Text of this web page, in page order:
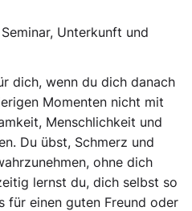
Unterkunft und
dich, wenn du dich danach
Momenten nicht mit
Menschlichkeit und
Du übst, Schmerz und
ohne dich
lernst du, dich selbst so
für einen guten Freund oder